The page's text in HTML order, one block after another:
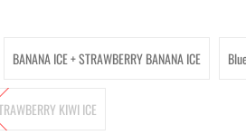
BANANA ICE + STRAWBERRY BANANA ICE
KIWI ICE